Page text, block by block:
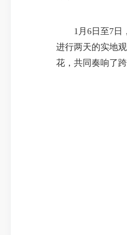
1月6日至7日，
进行两天的实地
花，共同奏响了